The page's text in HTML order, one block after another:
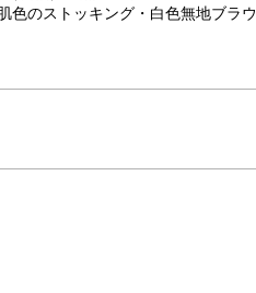
色のストッキング・白色無地ブラ